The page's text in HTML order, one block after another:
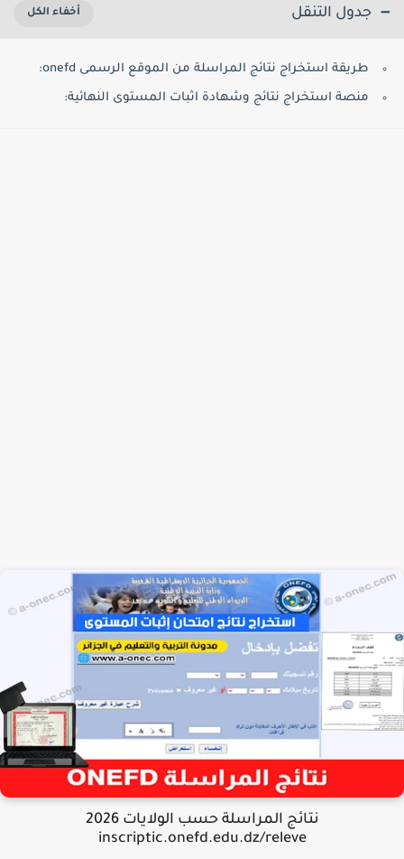
جدول التنقل
طريقة استخراج نتائج المراسلة من الموقع الرسمى onefd:
منصة استخراج نتائج وشهادة اثبات المستوى النهائية:
نتائج المراسلة حسب الولايات 2026
inscriptic.onefd.edu.dz/releve